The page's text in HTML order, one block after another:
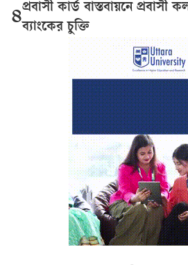
৪প্রবাসী কার্ড বাস্তবায়নে প্রবাসী
ব্যাংকের চুক্তি